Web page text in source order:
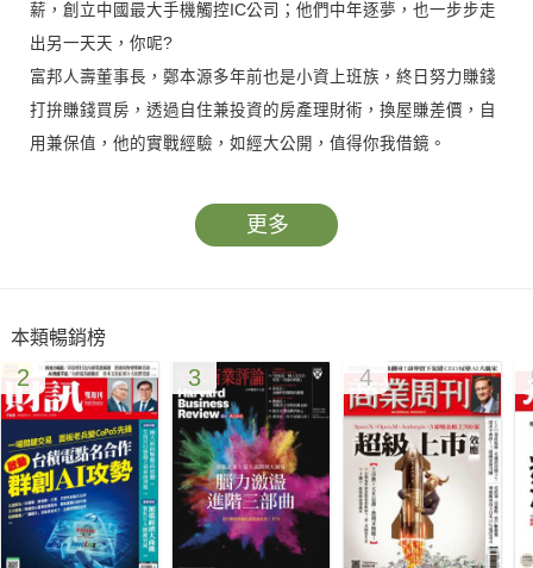
薪，創立中國最大手機觸控IC公司；他們中年逐夢，也一步步走
出另一天天，你呢?
富邦人壽董事長，鄭本源多年前也是小資上班族，終日努力賺錢
打拚賺錢買房，透過自住兼投資的房產理財術，換屋賺差價，自
用兼保值，他的實戰經驗，如經大公開，值得你我借鏡。
更多
本類暢銷榜
2 3 4